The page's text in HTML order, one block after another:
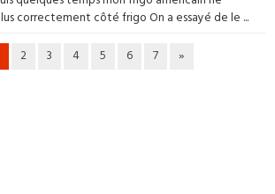
correctement côté frigo On a essayé de le ...
2 3 4 5 6 7 »